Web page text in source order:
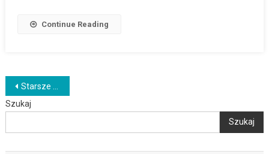
Continue Reading
Nawigacja
po
wpisach
Starsze wpisy
Szukaj
Szukaj